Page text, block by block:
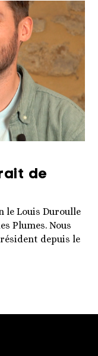
de
le Louis Duroulle
Plumes. Nous
depuis le